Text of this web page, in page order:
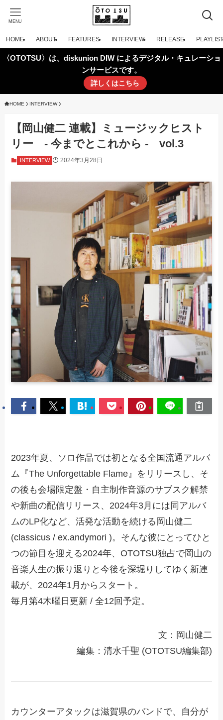
MENU
HOME ABOUT FEATURES INTERVIEW RELEASE PLAYLIST
〈OTOTSU〉は、diskunion DIW によるデジタル・キュレーショ
ンサービスです。
詳しくはこちら
HOME INTERVIEW
【岡山健二 連載】ミュージックヒスト
リー - 今までとこれから - vol.3
INTERVIEW 2024年3月28日
2023年夏、ソロ作品では初となる全国流通アルバ
ム『The Unforgettable Flame』をリリースし、そ
の後も会場限定盤・自主制作音源のサブスク解禁
や新曲の配信リリース、2024年3月には同アルバ
ムのLP化など、活発な活動を続ける岡山健二
(classicus / ex.andymori )。そんな彼にとってひと
つの節目を迎える2024年、OTOTSU独占で岡山の
音楽人生の振り返りと今後を深堀りしてゆく新連
載が、2024年1月からスタート。
毎月第4木曜日更新 / 全12回予定。
文：岡山健二
編集：清水千聖 (OTOTSU編集部)
カウンターアタックは滋賀県のバンドで、自分が